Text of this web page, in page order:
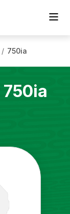
/ 750ia
750ia